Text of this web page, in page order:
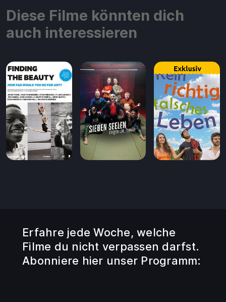
Diese Filme könnten dich
auch interessieren
Erfahre jede Woche, welche
Filme du nicht verpassen darfst.
Abonniere hier unser Programm: